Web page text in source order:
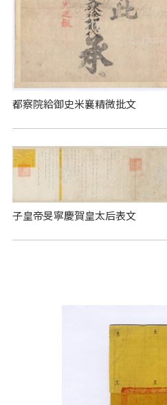
都察院給御史米襄精微批文
子皇帝旻寧慶賀皇太后表文